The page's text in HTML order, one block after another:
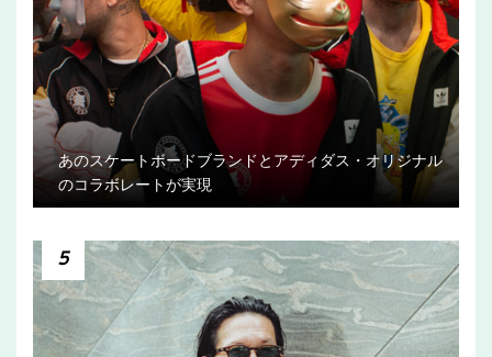
あのスケートボードブランドとアディダス・オリジナル
のコラボレートが実現
5